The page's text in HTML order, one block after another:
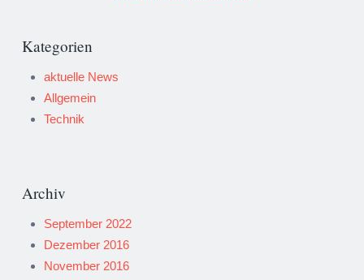
Kategorien
aktuelle News
Allgemein
Technik
Archiv
September 2022
Dezember 2016
November 2016